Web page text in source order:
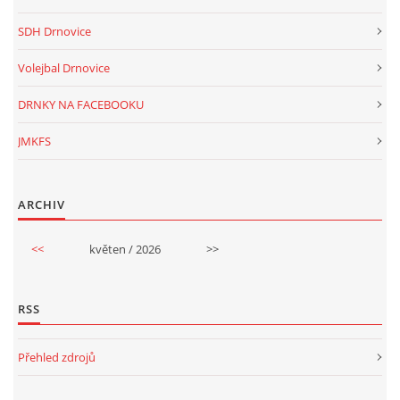
SDH Drnovice
Volejbal Drnovice
DRNKY NA FACEBOOKU
JMKFS
ARCHIV
<< květen / 2026 >>
RSS
Přehled zdrojů